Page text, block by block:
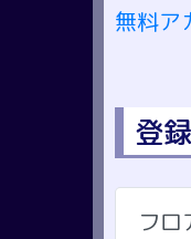
無料ア
登
フロ